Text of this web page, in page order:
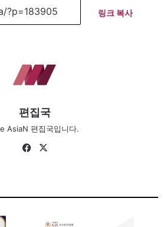
링크 복사
편집국
AsiaN 편집국입니다.
Fa